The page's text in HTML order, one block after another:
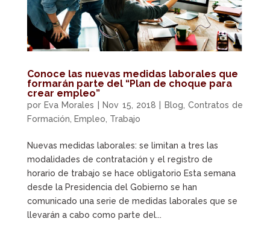
Conoce las nuevas medidas laborales que
formarán parte del “Plan de choque para
crear empleo”
por Eva Morales Nov 15, 2018 Blog Contratos de
Formación
Empleo Trabajo
Nuevas medidas laborales: se limitan a tres las
modalidades de contratación y el registro de
horario de trabajo se hace obligatorio Esta semana
desde la Presidencia del Gobierno se han
comunicado una serie de medidas laborales que se
llevarán a cabo como parte del...